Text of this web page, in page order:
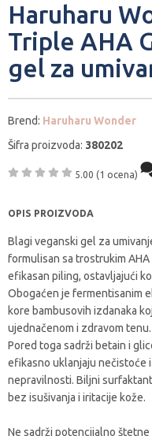
Haruharu
Triple AHA
gel za
Brend: Haruharu Wonder
Šifra proizvoda: 380202
5.00 (1 ocena)
OPIS PROIZVODA
Blagi veganski gel za
formulisan sa trostrukim
efikasan piling, ostavljajući
Obogaćen je fermentisanim
kore bambusovih izdanaka
ujednačenom i zdravom tenu.
Pored toga sadrži betain i
efikasno uklanjaju nečistoće
nepravilnosti. Biljni
bez isušivanja i iritacije kože.
Ne sadrži potencijalno štetne